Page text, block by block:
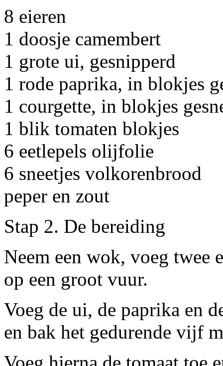
8 eieren
1 doosje camembert
1 grote ui, gesnipperd
1 rode paprika, in blokjes
1 courgette, in blokjes
1 blik tomaten blokjes
6 eetlepels olijfolie
6 sneetjes volkorenbrood
peper en zout
Stap 2. De bereiding
Neem een wok, voeg twee
op een groot vuur.
Voeg de ui, de paprika en
en bak het gedurende vijf